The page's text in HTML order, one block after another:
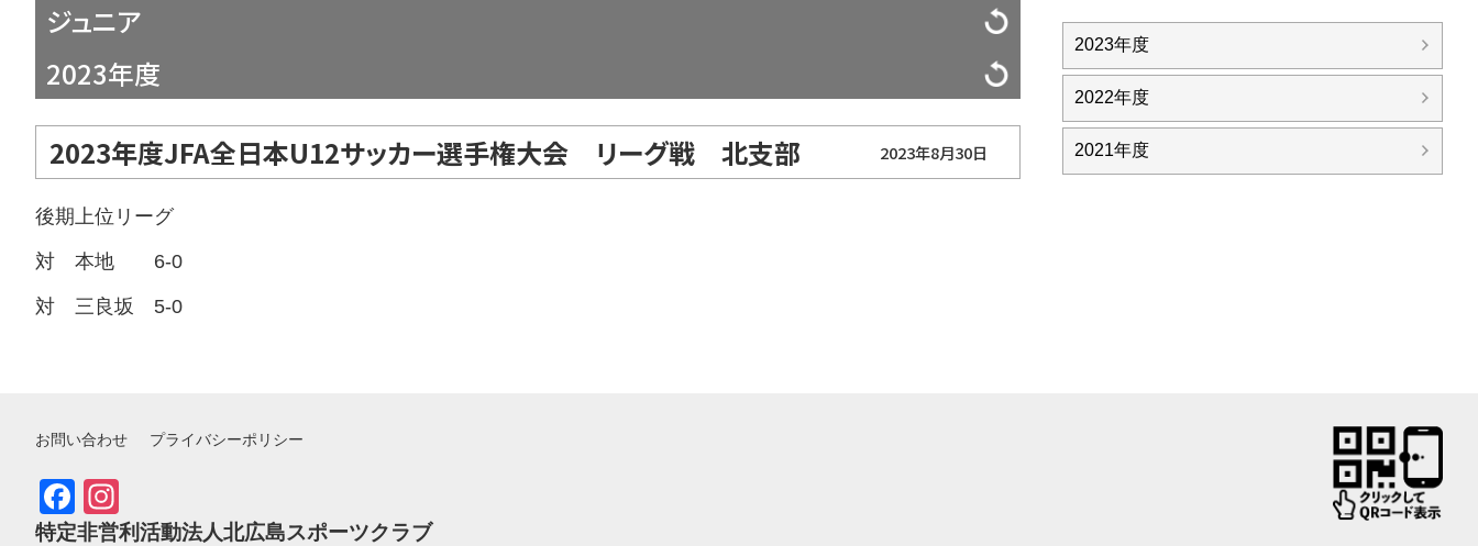
ジュニア
2023年度
2023年度JFA全日本U12サッカー選手権大会 リーグ戦 北支部 2023年8月30日
後期上位リーグ
対 本地 6-0
対 三良坂 5-0
2023年度
2022年度
2021年度
お問い合わせ プライバシーポリシー
Facebook
特定非営利活動法人北広島スポーツクラブ